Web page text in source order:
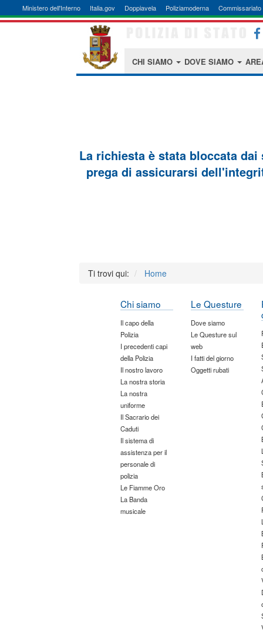
Ministero dell'Interno Italia.gov Doppiavela Poliziamoderna Commissariato
CHI SIAMO DOVE SIAMO
La richiesta è stata bloccata
prega di assicurarsi
Ti trovi qui: Home
Chi siamo
Il capo della
Polizia
I precedenti capi
della Polizia
Il nostro lavoro
La nostra storia
La nostra
uniforme
Il Sacrario dei
Caduti
Il sistema di
assistenza per il
personale di
polizia
Le Fiamme Oro
La Banda
musicale
Le Questure
Dove siamo
Le Questure sul
web
I fatti del giorno
Oggetti rubati